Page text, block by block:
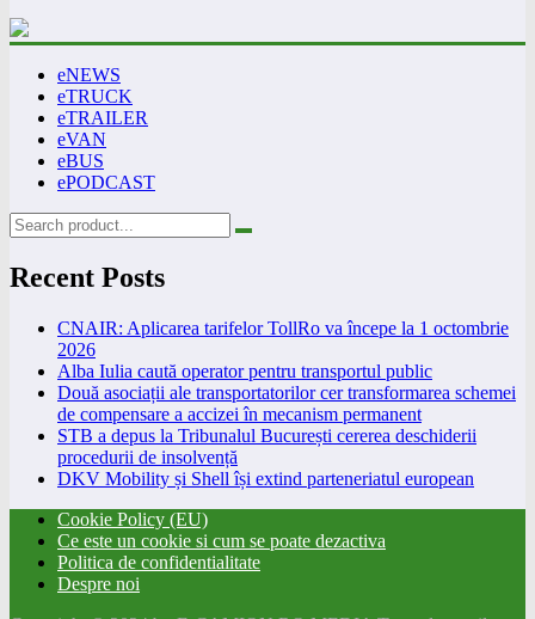
eNEWS
eTRUCK
eTRAILER
eVAN
eBUS
ePODCAST
Recent Posts
CNAIR: Aplicarea tarifelor TollRo va începe la 1 octombrie
2026
Alba Iulia caută operator pentru transportul public
Două asociații ale transportatorilor cer transformarea schemei
de compensare a accizei în mecanism permanent
STB a depus la Tribunalul București cererea deschiderii
procedurii de insolvență
DKV Mobility și Shell își extind parteneriatul european
Cookie Policy (EU)
Ce este un cookie si cum se poate dezactiva
Politica de confidentialitate
Despre noi